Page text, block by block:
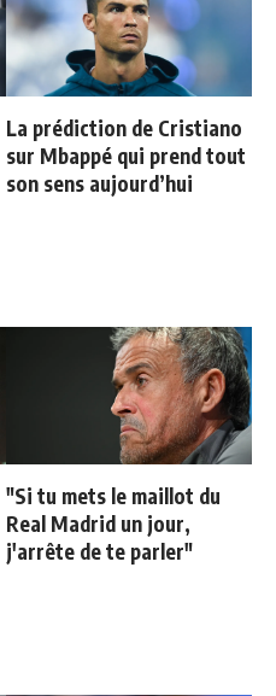
La prédiction de Cristiano
sur Mbappé qui prend tout
son sens aujourd’hui
"Si tu mets le maillot du
Real Madrid un jour,
j'arrête de te parler"